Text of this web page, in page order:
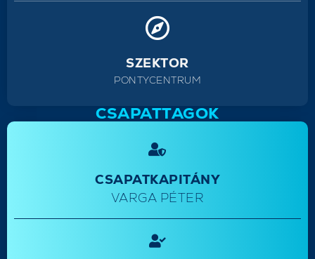
SZEKTOR
PONTYCENTRUM
CSAPATTAGOK
CSAPATKAPITÁNY
VARGA PÉTER